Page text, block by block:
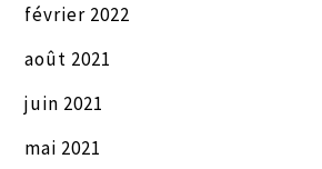
février 2022
août 2021
juin 2021
mai 2021